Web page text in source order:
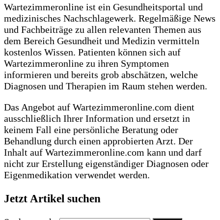
Wartezimmeronline ist ein Gesundheitsportal und
medizinisches Nachschlagewerk. Regelmäßige News
und Fachbeiträge zu allen relevanten Themen aus
dem Bereich Gesundheit und Medizin vermitteln
kostenlos Wissen. Patienten können sich auf
Wartezimmeronline zu ihren Symptomen
informieren und bereits grob abschätzen, welche
Diagnosen und Therapien im Raum stehen werden.
Das Angebot auf Wartezimmeronline.com dient
ausschließlich Ihrer Information und ersetzt in
keinem Fall eine persönliche Beratung oder
Behandlung durch einen approbierten Arzt. Der
Inhalt auf Wartezimmeronline.com kann und darf
nicht zur Erstellung eigenständiger Diagnosen oder
Eigenmedikation verwendet werden.
Jetzt Artikel suchen